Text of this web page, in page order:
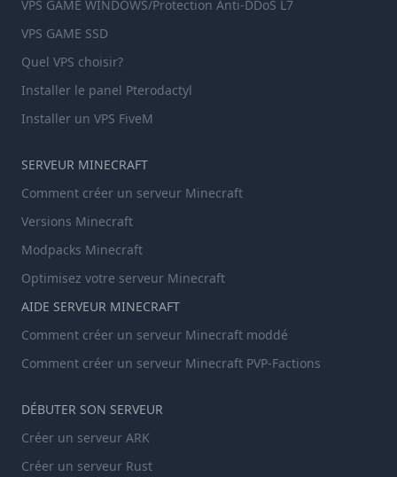
VPS GAME WINDOWS/Protection Anti-DDoS L7
VPS GAME SSD
Quel VPS choisir?
Installer le panel Pterodactyl
Installer un VPS FiveM
SERVEUR MINECRAFT
Comment créer un serveur Minecraft
Versions Minecraft
Modpacks Minecraft
Optimisez votre serveur Minecraft
AIDE SERVEUR MINECRAFT
Comment créer un serveur Minecraft moddé
Comment créer un serveur Minecraft PVP-Factions
DÉBUTER SON SERVEUR
Créer un serveur ARK
Créer un serveur Rust